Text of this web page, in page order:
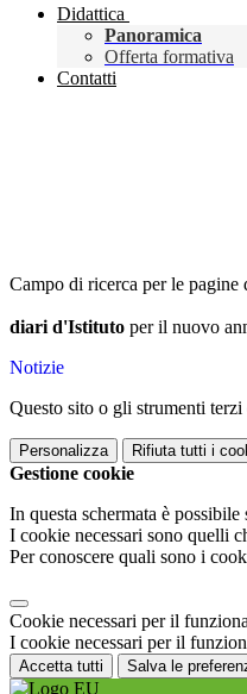
Didattica
Panoramica
Offerta formativa
Contatti
Campo di ricerca per le pagine
diari d'Istituto per il nuovo
Notizie
Questo sito o gli strumenti
Personalizza Rifiuta tutti i
Gestione cookie
In questa schermata è
I cookie necessari sono quelli
Per conoscere quali sono i
Cookie necessari per il
I cookie necessari per il
Accetta tutti Salva le